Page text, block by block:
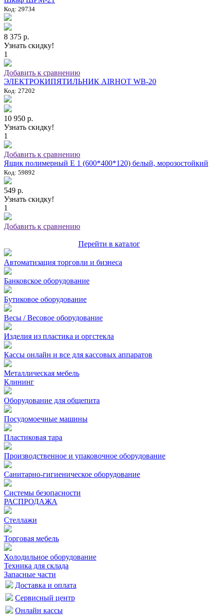
Код: 29734
8 375 р.
Узнать скидку!
1
Добавить к сравнению
ЭЛЕКТРОКИПЯТИЛЬНИК AIRHOT WB-20
Код: 27202
10 950 р.
Узнать скидку!
1
Добавить к сравнению
Ящик полимерный E 1 (600*400*120) белый, морозостойкий
Код: 59892
549 р.
Узнать скидку!
1
Добавить к сравнению
Перейти в каталог
Автоматизация торговли и бизнеса
Банковское оборудование
Бутиковое оборудование
Весы / Весовое оборудование
Изделия из пластика и оргстекла
Кассы онлайн и все для кассовых аппаратов
Металлическая мебель
Клининг
Оборудование для общепита
Посудомоечные машины
Пластиковая тара
Производственное и упаковочное оборудование
Санитарно-гигиеническое оборудование
Системы безопасности
РАСПРОДАЖА
Стеллажи
Торговая мебель
Холодильное оборудование
Техника для склада
Запасные части
Доставка и оплата
Сервисный центр
Онлайн кассы